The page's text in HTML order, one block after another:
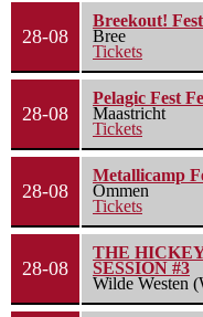
28-08
Breekout!
Bree
Tickets
28-08
Pelagic Fest
Maastricht
Tickets
28-08
Metallicamp
Ommen
Tickets
28-08
THE
SESSION #3
Wilde Westen